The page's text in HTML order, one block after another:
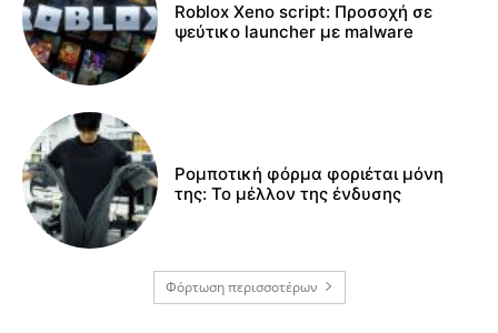
Roblox Xeno script: Προσοχή σε
ψεύτικο launcher με malware
Ρομποτική φόρμα φοριέται μόνη
της: Το μέλλον της ένδυσης
Φόρτωση περισσοτέρων